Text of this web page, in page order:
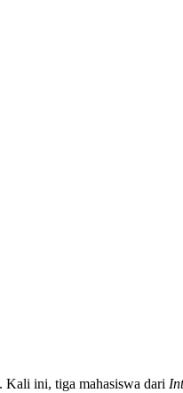
Kali ini, tiga mahasiswa dari